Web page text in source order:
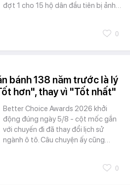
đợt 1 cho 15 hộ dân đầu tiên bị ảnh…
0
bánh 138 năm trước là lý
hơn", thay vì "Tốt nhất"
Better Choice Awards 2026 khởi
động đúng ngày 5/8 - cột mốc gắn
với chuyến đi đã thay đổi lịch sử
ngành ô tô. Câu chuyện ấy cũng…
0